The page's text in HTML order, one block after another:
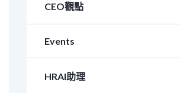
CEO觀點
Events
HRAI助理